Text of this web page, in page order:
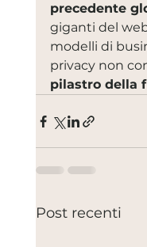
precedente
giganti del
modelli di
privacy non
pilastro della
Post recenti